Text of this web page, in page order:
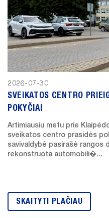
ATVIRI
DUOMENYS
ASMENS
DUOMENŲ
APSAUGA
NUORODOS
DAŽNIAUSIAI
UŽDUODAMI
KLAUSIMAI
SKIEPŲ
PLANAVIMAS
2026-07-30
SVEIKATOS CENTRO
POKYČIAI
Artimiausiu metu prie
sveikatos centro prasidės
savivaldybė pasirašė rangos
rekonstruota automobili�...
SKAITYTI PLAČIAU